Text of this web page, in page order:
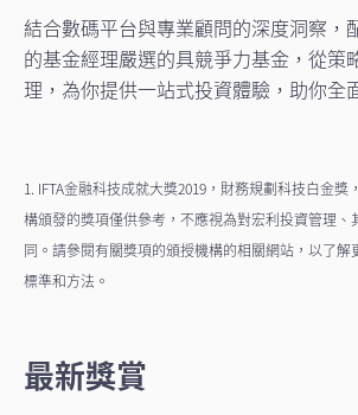
結合數碼平台與專業顧問的深度洞察，
的基金經理嚴選的具競爭力基金，從策
理，為你提供一站式投資體驗，助你全
1. IFTA金融科技成就大獎2019，財務規劃科技白金獎
構頒發的獎項僅供參考，不應視為對宏利投資管理、
同。請參閱有關獎項的頒授機構的相關網站，以了解
標準和方法。
最新獎賞